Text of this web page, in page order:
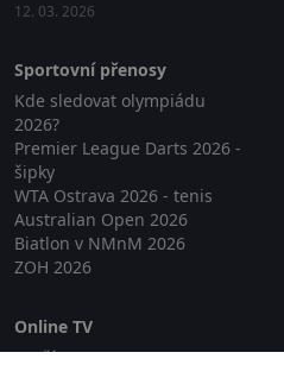
12. 03. 2026
Sportovní přenosy
Kde sledovat olympiádu
2026?
Premier League Darts 2026 -
šipky
WTA Ostrava 2026 - tenis
Australian Open 2026
Biatlon v NMnM 2026
ZOH 2026
Online TV
Lepší.TV